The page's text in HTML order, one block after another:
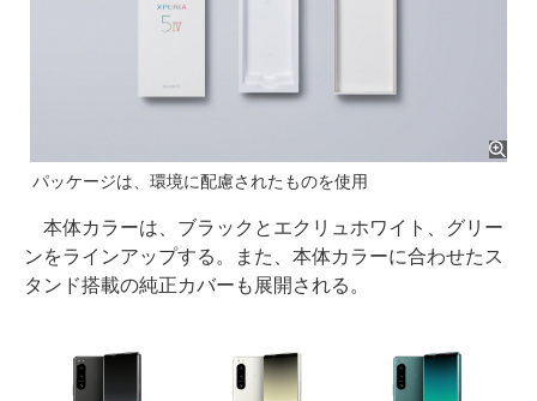
パッケージは、環境に配慮されたものを使用
本体カラーは、ブラックとエクリュホワイト、グリー
ンをラインアップする。また、本体カラーに合わせたス
タンド搭載の純正カバーも展開される。